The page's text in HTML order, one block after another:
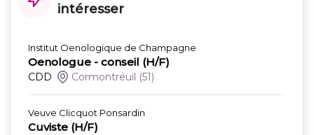
intéresser
Institut Oenologique de Champagne
Oenologue - conseil (H/F)
CDD Cormontreuil (51)
Veuve Clicquot Ponsardin
Cuviste (H/F)